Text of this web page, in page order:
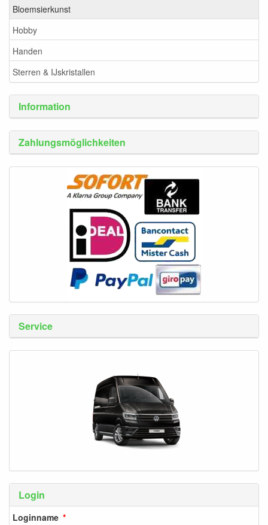
Bloemsierkunst
Hobby
Handen
Sterren & IJskristallen
Information
Zahlungsmöglichkeiten
Service
Login
Loginname